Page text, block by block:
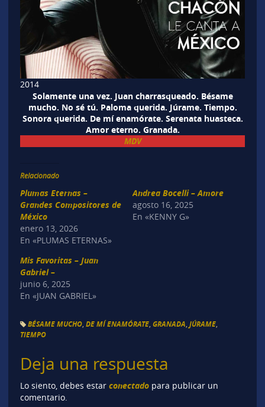
2014
Solamente una vez. Juan charrasqueado. Bésame
mucho. No sé tú. Paloma querida. Júrame. Tiempo.
Sonora querida. De mí enamórate. Serenata huasteca.
Amor eterno. Granada.
MDV
Relacionado
Plumas Eternas –
Grandes Compositores de
México
enero 13, 2026
En «PLUMAS ETERNAS»
Andrea Bocelli – Amore
agosto 16, 2025
En «KENNY G»
Mis Favoritas – Juan
Gabriel –
junio 6, 2025
En «JUAN GABRIEL»
BÉSAME MUCHO, DE MÍ ENAMÓRATE, GRANADA JÚRAME,
TIEMPO
Deja una respuesta
Lo siento, debes estar conectadopara publicar un
comentario.